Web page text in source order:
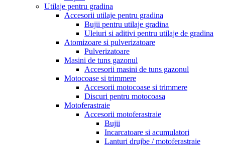
Utilaje pentru gradina
Accesorii utilaje pentru gradina
Bujii pentru utilaje gradina
Uleiuri si aditivi pentru utilaje de gradina
Atomizoare si pulverizatoare
Pulverizatoare
Masini de tuns gazonul
Accesorii masini de tuns gazonul
Motocoase si trimmere
Accesorii motocoase si trimmere
Discuri pentru motocoasa
Motoferastraie
Accesorii motoferastraie
Bujii
Incarcatoare si acumulatori
Lanturi drujbe / motoferastraie